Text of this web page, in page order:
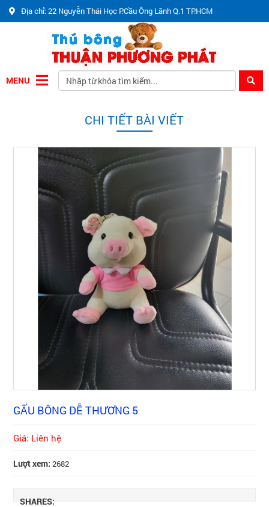
Địa chỉ: 22 Nguyễn Thái Học P.Cầu Ông Lãnh Q.1 TP.HCM
MENU
CHI TIẾT BÀI VIẾT
GẤU BÔNG DỄ THƯƠNG 5
Giá: Liên hệ
Lượt xem: 2682
SHARES: